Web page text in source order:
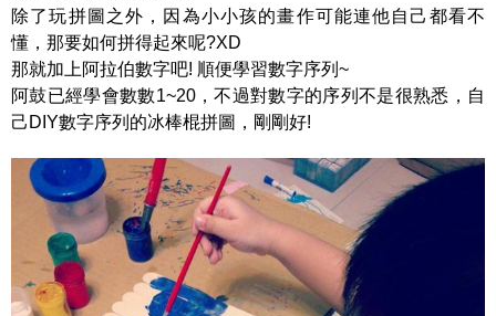
除了玩拼圖之外，因為小小孩的畫作可能連他自己都看不
懂，那要如何拼得起來呢?XD
那就加上阿拉伯數字吧! 順便學習數字序列~
阿鼓已經學會數數1~20，不過對數字的序列不是很熟悉，自
己DIY數字序列的冰棒棍拼圖，剛剛好!